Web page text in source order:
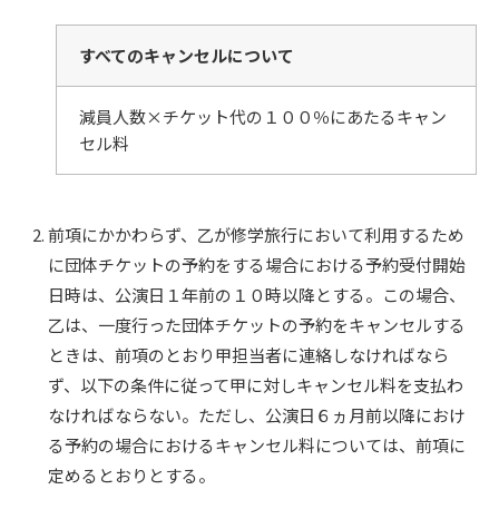
すべてのキャンセルについて
減員人数×チケット代の１００％にあたるキャン
セル料
前項にかかわらず、乙が修学旅行において利用するため
に団体チケットの予約をする場合における予約受付開始
日時は、公演日１年前の１０時以降とする。この場合、
乙は、一度行った団体チケットの予約をキャンセルする
ときは、前項のとおり甲担当者に連絡しなければなら
ず、以下の条件に従って甲に対しキャンセル料を支払わ
なければならない。ただし、公演日６ヵ月前以降におけ
る予約の場合におけるキャンセル料については、前項に
定めるとおりとする。